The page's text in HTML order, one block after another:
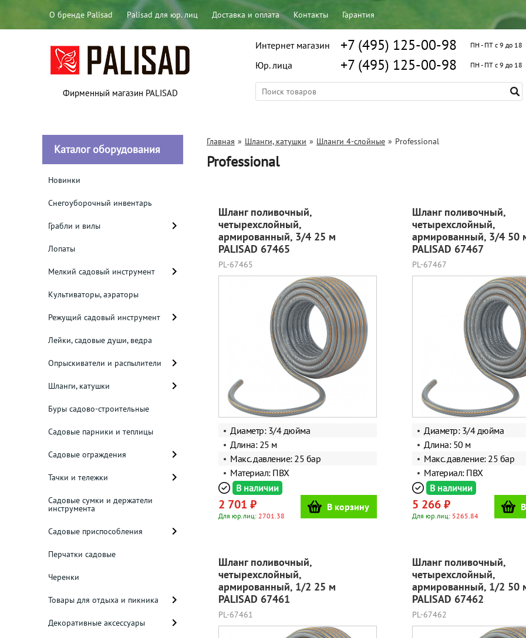
О бренде Palisad Palisad для юр. лиц Доставка и оплата Контакты Гарантия
Фирменный магазин PALISAD
Интернет магазин +7 (495) 125-00-98 ПН - ПТ с 9 до 18
Юр. лица +7 (495) 125-00-98 ПН - ПТ с 9 до 18
Каталог оборудования
Новинки
Снегоуборочный инвентарь
Грабли и вилы
Лопаты
Мелкий садовый инструмент
Культиваторы, аэраторы
Режущий садовый инструмент
Лейки, садовые души, ведра
Опрыскиватели и распылители
Шланги, катушки
Буры садово-строительные
Садовые парники и теплицы
Садовые ограждения
Тачки и тележки
Садовые сумки и держатели
инструмента
Садовые приспособления
Перчатки садовые
Черенки
Товары для отдыха и пикника
Декоративные аксессуары
Главная » Шланги, катушки » Шланги 4-слойные » Professional
Professional
Шланг поливочный,
четырехслойный,
армированный, 3/4 25 м
PALISAD 67465
PL-67465
Диаметр: 3/4 дюйма
Длина: 25 м
Макс. давление: 25 бар
Материал: ПВХ
В наличии
2 701 ₽
Для юр.лиц: 2701.38
В корзину
Шланг поливочный,
четырехслойный,
армированный, 3/4 50
PALISAD 67467
PL-67467
Диаметр: 3/4 дюйма
Длина: 50 м
Макс. давление: 25 бар
Материал: ПВХ
В наличии
5 266 ₽
Для юр.лиц: 5265.84
Шланг поливочный,
четырехслойный,
армированный, 1/2 25 м
PALISAD 67461
PL-67461
Шланг поливочный,
четырехслойный,
армированный, 1/2 50
PALISAD 67462
PL-67462